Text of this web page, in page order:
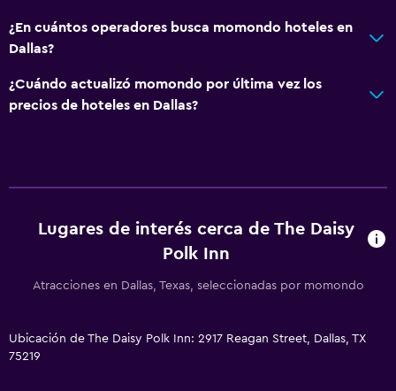
¿En cuántos operadores busca momondo hoteles en
Dallas?
¿Cuándo actualizó momondo por última vez los
precios de hoteles en Dallas?
Lugares de interés cerca de The Daisy
Polk Inn
Atracciones en Dallas, Texas, seleccionadas por momondo
Ubicación de The Daisy Polk Inn: 2917 Reagan Street, Dallas, TX
75219